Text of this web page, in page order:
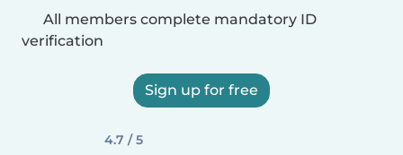
All members complete mandatory ID
verification
Sign up for free
4.7 / 5